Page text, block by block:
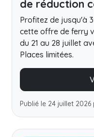
de réduction
Profitez de jusqu'à
cette offre de ferry
du 21 au 28 juillet
Places limitées.
Publié le 24 juillet 2026